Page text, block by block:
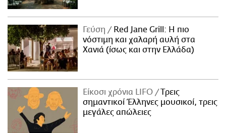
Γεύση
Red Jane Grill: Η πιο
νόστιμη και χαλαρή αυλή στα
Χανιά (ίσως και στην Ελλάδα)
Είκοσι χρόνια LIFO
Tρεις
σημαντικοί Έλληνες μουσικοί, τρεις
μεγάλες απώλειες